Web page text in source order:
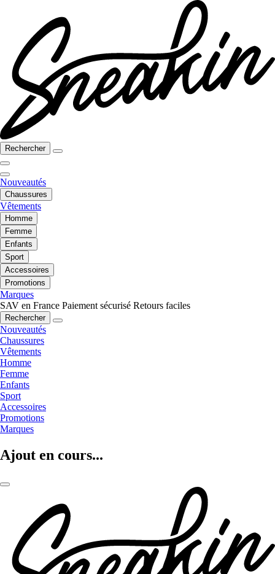
Rechercher
Nouveautés
Chaussures
Vêtements
Homme
Femme
Enfants
Sport
Accessoires
Promotions
Marques
SAV en France Paiement sécurisé Retours faciles
Rechercher
Nouveautés
Chaussures
Vêtements
Homme
Femme
Enfants
Sport
Accessoires
Promotions
Marques
Ajout en cours...